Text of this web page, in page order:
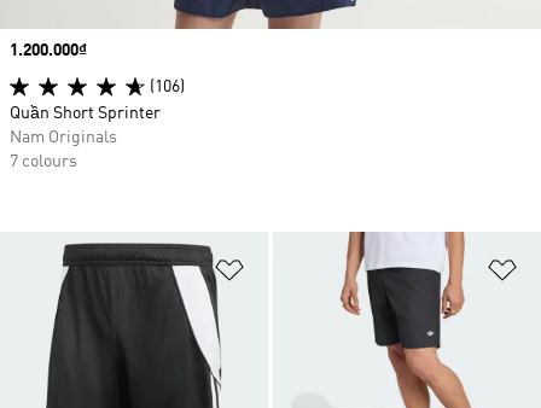
Add to Wishlist
Price
1.200.000₫
(106)
Quần Short Sprinter
Nam Originals
7 colours